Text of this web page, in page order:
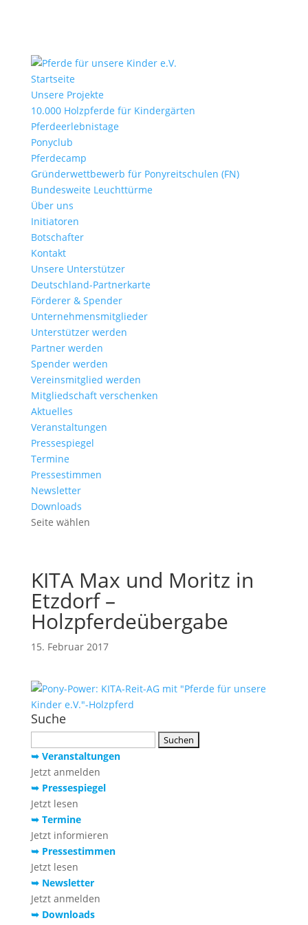
Startseite
Unsere Projekte
10.000 Holzpferde für Kindergärten
Pferdeerlebnistage
Ponyclub
Pferdecamp
Gründerwettbewerb für Ponyreitschulen (FN)
Bundesweite Leuchttürme
Über uns
Initiatoren
Botschafter
Kontakt
Unsere Unterstützer
Deutschland-Partnerkarte
Förderer & Spender
Unternehmensmitglieder
Unterstützer werden
Partner werden
Spender werden
Vereinsmitglied werden
Mitgliedschaft verschenken
Aktuelles
Veranstaltungen
Pressespiegel
Termine
Pressestimmen
Newsletter
Downloads
Seite wählen
KITA Max und Moritz in
Etzdorf –
Holzpferdeübergabe
15. Februar 2017
Suche
nach:
➥ Veranstaltungen
Jetzt anmelden
➥ Pressespiegel
Jetzt lesen
➥ Termine
Jetzt informieren
➥ Pressestimmen
Jetzt lesen
➥ Newsletter
Jetzt anmelden
➥ Downloads